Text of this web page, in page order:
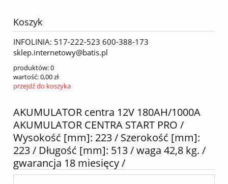
Koszyk
INFOLINIA: 517-222-523 600-388-173
sklep.internetowy@batis.pl
produktów:0
wartość:0,00 zł
przejdź do koszyka
AKUMULATOR centra 12V 180AH/1000A
AKUMULATOR CENTRA START PRO /
Wysokość [mm]: 223 / Szerokość [mm]:
223 / Długość [mm]: 513 / waga 42,8 kg. /
gwarancja 18 miesięcy /